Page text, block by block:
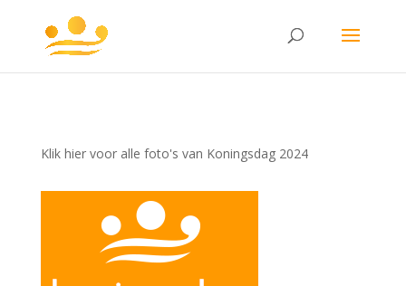
Klik hier voor alle foto's van Koningsdag 2024